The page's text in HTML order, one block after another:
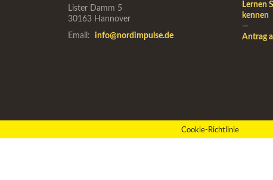
Lister Damm 5
30163 Hannover
Email: info@nordimpulse.de
Lernen
kennen
—
Antrag
Cookie-Richtlinie